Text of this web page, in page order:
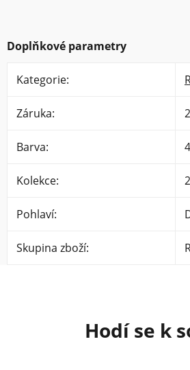
Doplňkové parametry
Kategorie:
Záruka:
Barva:
Kolekce:
Pohlaví:
Skupina zboží: